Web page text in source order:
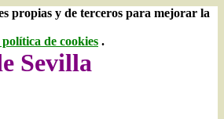
propias y de terceros para mejorar la
de cookies .
Sevilla